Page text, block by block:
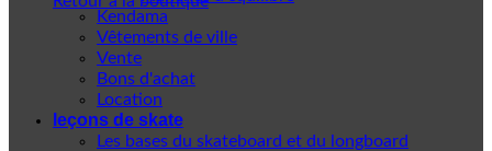
Kendama
Vêtements de ville
Vente
Bons d'achat
Location
leçons de skate
Les bases du skateboard et du longboard